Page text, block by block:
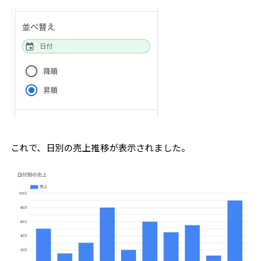
これで、日別の売上推移が表示されました。